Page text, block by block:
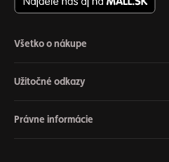
Všetko o nákupe
Užitočné odkazy
Právne informácie